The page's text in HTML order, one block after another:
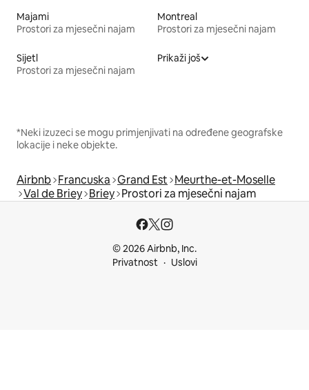
Majami
Prostori za mjesečni najam
Montreal
Prostori za mjesečni najam
Sijetl
Prostori za mjesečni najam
Prikaži još
*Neki izuzeci se mogu primjenjivati na određene geografske
lokacije i neke objekte.
Airbnb Francuska Grand Est Meurthe-et-Moselle
Val de Briey Briey Prostori za mjesečni najam
© 2026 Airbnb, Inc.
Privatnost
Uslovi